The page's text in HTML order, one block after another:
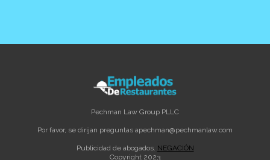
Pechman Law Group PLLC
Por favor, se dirijan preguntas apechman@pechmanlaw.com
Publicidad de abogados. NEGACIÓN
Copyright 2023